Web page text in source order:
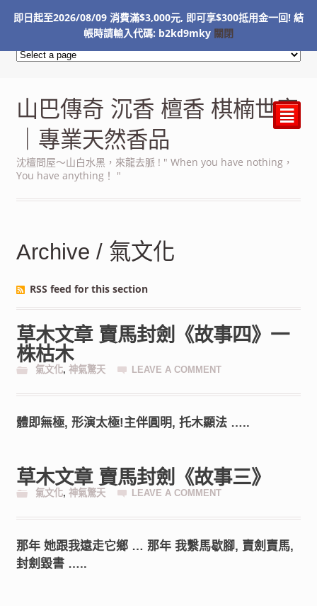
山巴傳奇 沉香 檀香 棋楠世家
｜專業天然香品
沈檀問屋～山白水黑，來龍去脈 ! " When you have nothing，
You have anything！ "
²
Archive / 氣文化
RSS feed for this section
草木文章 賣馬封劍《故事四》一
株枯木
氣文化, 神氣驚天 LEAVE A COMMENT
體即無極, 形演太極!主伴圓明, 托木顯法 …..
草木文章 賣馬封劍《故事三》
氣文化, 神氣驚天 LEAVE A COMMENT
那年 她跟我遠走它鄉 … 那年 我繫馬歇腳, 賣劍賣馬,
封劍毀書 …..
即日起至2026/08/09 消費滿$3,000元, 即可享$300抵用金一回! 結
帳時請輸入代碼: b2kd9mky 關閉